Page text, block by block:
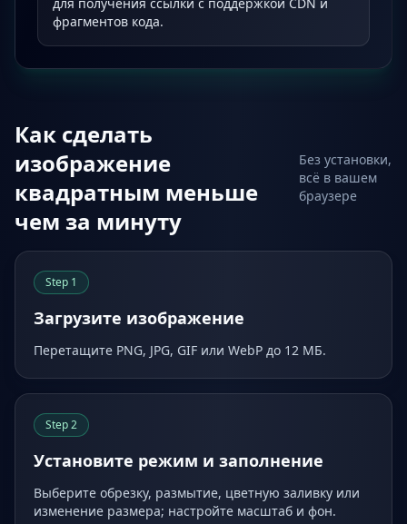
фрагментов кода.
Как сделать
изображение
квадратным меньше
чем за минуту
Без установки,
всё в вашем
браузере
Step 1
Загрузите изображение
Перетащите PNG, JPG, GIF или WebP до 12 МБ.
Step2
Установите режим и заполнение
Выберите обрезку, размытие, цветную заливку или
изменение размера; настройте масштаб и фон.